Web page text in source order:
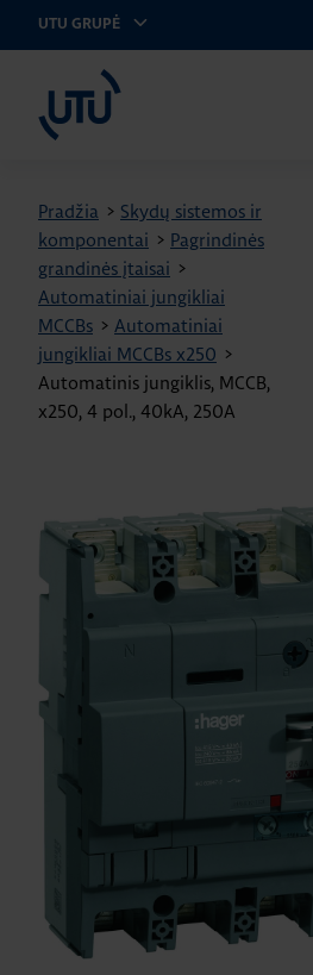
UTU GRUPĖ
UTU Lithuania
Pradžia > Skydų sistemos ir
komponentai > Pagrindinės
grandinės įtaisai >
Automatiniai jungikliai
MCCBs > Automatiniai
jungikliai MCCBs x250 >
Automatinis jungiklis, MCCB,
x250, 4 pol., 40kA, 250A